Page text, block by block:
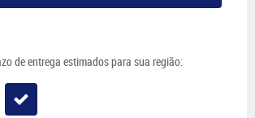
de entrega estimados para sua região: